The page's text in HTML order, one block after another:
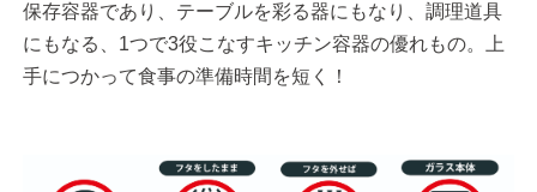
保存容器であり、テーブルを彩る器にもなり、調理道具
にもなる、1つで3役こなすキッチン容器の優れもの。上
手につかって食事の準備時間を短く！